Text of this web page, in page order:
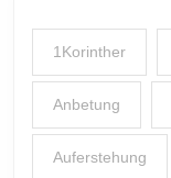
1Korinther
Anbetung
Auferstehung